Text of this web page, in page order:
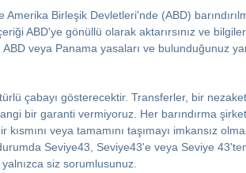
Birleşik Devletleri'nde (ABD)
ABD'ye gönüllü olarak aktarırsınız ve
veya Panama yasaları ve bulunduğunuz
çabayı gösterecektir. Transferler, bir
bir garanti vermiyoruz. Her barındırma şirketi
veya tamamını taşımayı imkansız
Seviye43, Seviye43'e veya Seviye
siz sorumlusunuz.